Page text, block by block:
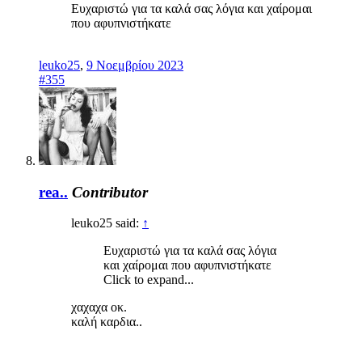
Ευχαριστώ για τα καλά σας λόγια και χαίρομαι
που αφυπνιστήκατε
leuko25, 9 Νοεμβρίου 2023
#355
rea.. Contributor
leuko25 said: ↑
Ευχαριστώ για τα καλά σας λόγια
και χαίρομαι που αφυπνιστήκατε
Click to expand...
χαχαχα οκ.
καλή καρδια..